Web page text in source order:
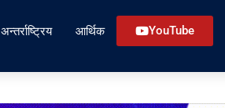
अन्तर्राष्ट्रिय आर्थिक YouTube